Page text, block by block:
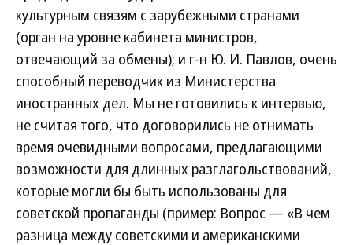
культурным связям с зарубежными странами
(орган на уровне кабинета министров,
отвечающий за обмены); и г-н Ю. И. Павлов, очень
способный переводчик из Министерства
иностранных дел. Мы не готовились к интервью,
не считая того, что договорились не отнимать
время очевидными вопросами, предлагающими
возможности для длинных разглагольствований,
которые могли бы быть использованы для
советской пропаганды (пример: Вопрос — «В чем
разница между советскими и американскими